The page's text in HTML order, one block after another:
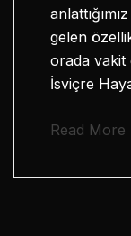
gelen
orada vakit
İsviçre
Read More